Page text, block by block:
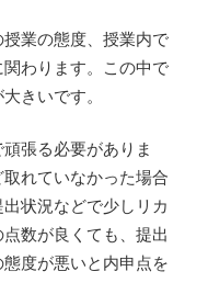
業の態度、授業内で
わります。この中で
きいです。
張る必要がありま
れていなかった場合
状況などで少しリカ
数が良くても、提出
度が悪いと内申点を